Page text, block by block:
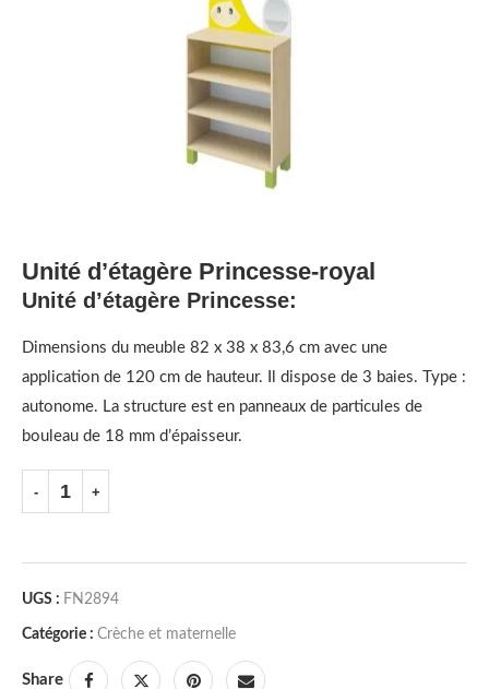
Unité d’étagère Princesse-royal
Unité d’étagère Princesse:
Dimensions du meuble 82 x 38 x 83,6 cm avec une
application de 120 cm de hauteur. Il dispose de 3 baies. Type :
autonome. La structure est en panneaux de particules de
bouleau de 18 mm d’épaisseur.
UGS : FN2894
Catégorie : Crèche et maternelle
Share